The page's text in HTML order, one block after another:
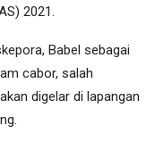
2021.
Babel sebagai
cabor, salah
digelar di lapangan